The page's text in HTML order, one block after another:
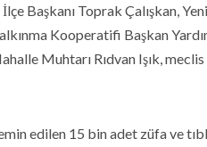
Başkanı Toprak Çalışkan,
Kooperatifi Başkan
Muhtarı Rıdvan Işık,
edilen 15 bin adet züfa ve